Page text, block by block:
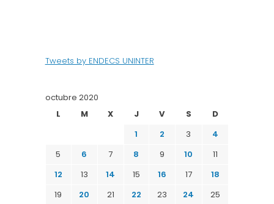
Tweets by ENDECS UNINTER
octubre 2020
L
M X J V S
D
1
2 3
4
5
6 7 8 9 10
11
12
13 14 15 16 17
18
19
20 21 22 23 24 25